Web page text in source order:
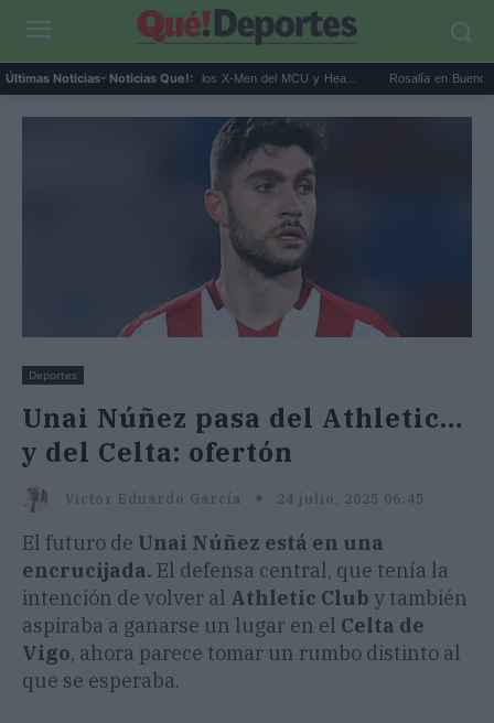
Últimas Noticias- Noticias Que!:
Connor será Cíclope en los X-Men del MCU y Hea... Rosalía en Buenos Aires:
Deportes
Unai Núñez pasa del Athletic…
y del Celta: ofertón
Victor Eduardo García 24 julio, 2025 06:45
El futuro de Unai Núñez está en una
encrucijada. El defensa central, que tenía la
intención de volver al Athletic Club y también
aspiraba a ganarse un lugar en el Celta de
Vigo, ahora parece tomar un rumbo distinto al
que se esperaba.